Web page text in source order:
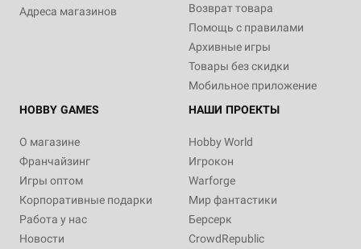
Адреса магазинов
Возврат товара
Помощь с правилами
Архивные игры
Товары без скидки
Мобильное приложение
HOBBY GAMES
О магазине
Франчайзинг
Игры оптом
Корпоративные подарки
Работа у нас
Новости
НАШИ ПРОЕКТЫ
Hobby World
Игрокон
Warforge
Мир фантастики
Берсерк
CrowdRepublic